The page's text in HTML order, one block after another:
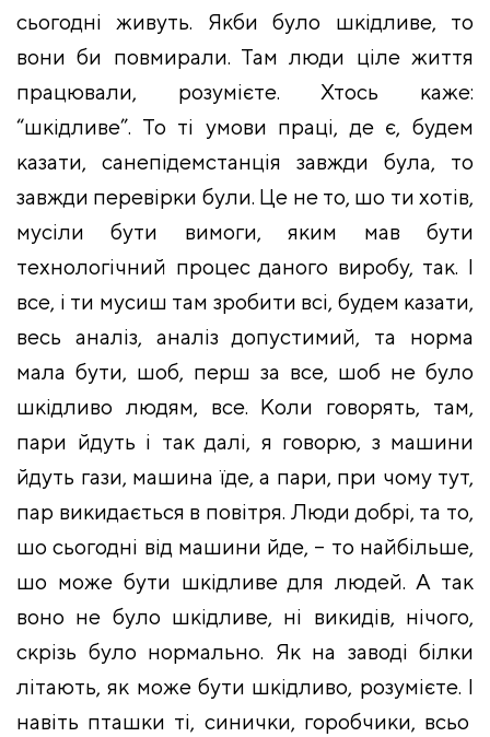
сьогодні живуть. Якби було шкідливе, то
вони би повмирали. Там люди ціле життя
працювали, розумієте. Хтось каже:
“шкідливе”. То ті умови праці, де є, будем
казати, санепідемстанція завжди була, то
завжди перевірки були. Це не то, шо ти хотів,
мусіли бути вимоги, яким мав бути
технологічний процес даного виробу, так. І
все, і ти мусиш там зробити всі, будем казати,
весь аналіз, аналіз допустимий, та норма
мала бути, шоб, перш за все, шоб не було
шкідливо людям, все. Коли говорять, там,
пари йдуть і так далі, я говорю, з машини
йдуть гази, машина їде, а пари, при чому тут,
пар викидається в повітря. Люди добрі, та то,
шо сьогодні від машини йде, – то найбільше,
шо може бути шкідливе для людей. А так
воно не було шкідливе, ні викидів, нічого,
скрізь було нормально. Як на заводі білки
літають, як може бути шкідливо, розумієте. І
навіть пташки ті, синички, горобчики, всьо